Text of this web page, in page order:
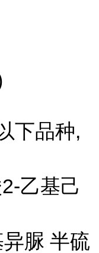
下品种,
乙基己
脲 半硫